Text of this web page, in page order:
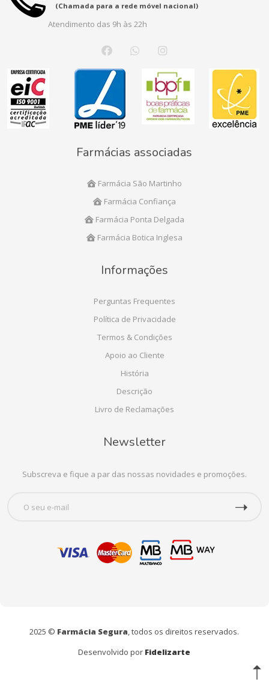
(Chamada para a rede móvel nacional)
Atendimento das 9h às 22h
Farmácias associadas
Farmácia São Martinho
Farmácia Confiança
Farmácia Ponta Delgada
Farmácia Botica Inglesa
Informações
Perguntas Frequentes
Política de Privacidade
Termos & Condições
Apoio ao Cliente
História
Descrição
Livro de Reclamações
Newsletter
Subscreva e fique a par das nossas novidades e promoções.
2025 © Farmácia Segura, todos os direitos reservados.
Desenvolvido por Fidelizarte